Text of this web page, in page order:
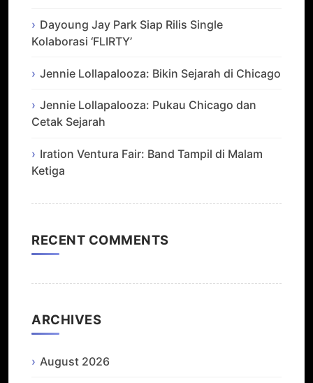
Dayoung Jay Park Siap Rilis Single
Kolaborasi ‘FLIRTY’
Jennie Lollapalooza: Bikin Sejarah di Chicago
Jennie Lollapalooza: Pukau Chicago dan
Cetak Sejarah
Iration Ventura Fair: Band Tampil di Malam
Ketiga
RECENT COMMENTS
ARCHIVES
August 2026